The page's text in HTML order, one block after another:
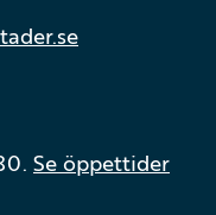
Se öppettider